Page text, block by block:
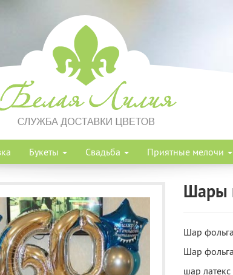
Букеты Свадьба Приятные мелочи
Шары
Шар
Шар
шар